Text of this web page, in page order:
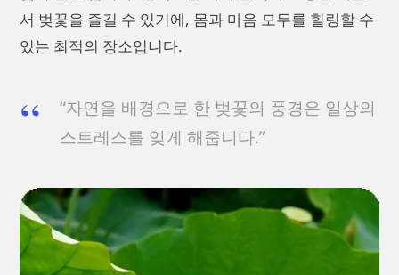
서 벚꽃을 즐길 수 있기에, 몸과 마음 모두를 힐링할 수
있는 최적의 장소입니다.
“자연을 배경으로 한 벚꽃의 풍경은 일상의
스트레스를 잊게 해줍니다.”